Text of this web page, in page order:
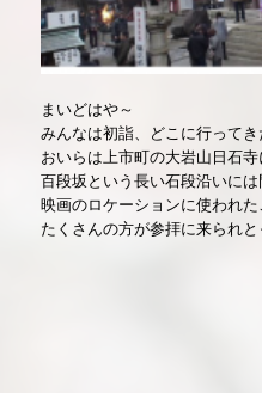
まいどはや～
みんなは初詣、どこに行って
おいらは上市町の大岩山日石
百段坂という長い石段沿いに
映画のロケーションに使われ
たくさんの方が参拝に来られ